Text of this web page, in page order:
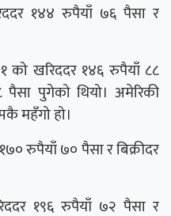
१४४ रुपैयाँ ७६ पैसा र
को खरिददर १४६ रुपैयाँ ८८
पुगेको थियो। अमेरिकी
महँगो हो।
रुपैयाँ ७० पैसा र बिक्रीदर
१९६ रुपैयाँ ७२ पैसा र